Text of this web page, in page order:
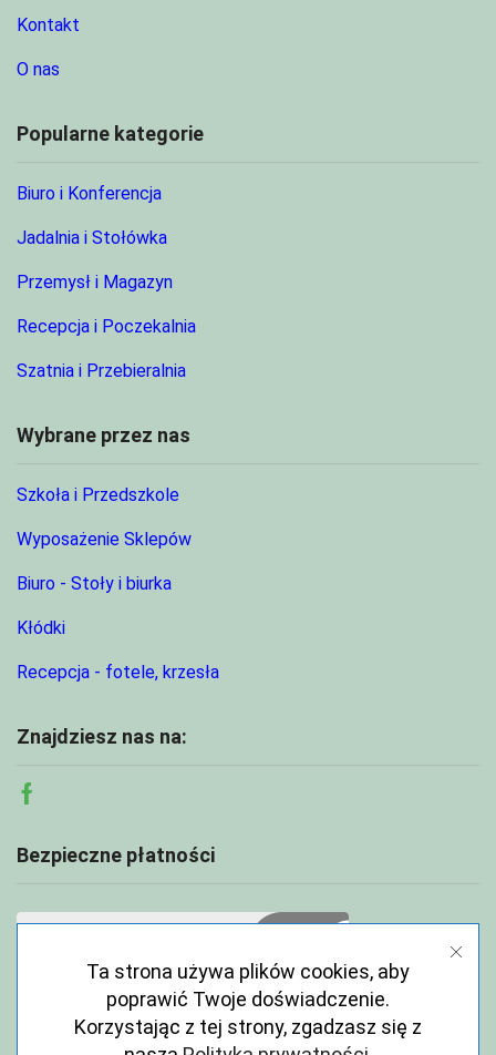
Kontakt
O nas
Popularne kategorie
Biuro i Konferencja
Jadalnia i Stołówka
Przemysł i Magazyn
Recepcja i Poczekalnia
Szatnia i Przebieralnia
Wybrane przez nas
Szkoła i Przedszkole
Wyposażenie Sklepów
Biuro - Stoły i biurka
Kłódki
Recepcja - fotele, krzesła
Znajdziesz nas na:
Facebook
Bezpieczne płatności
Ta strona używa plików cookies, aby
poprawić Twoje doświadczenie.
Korzystając z tej strony, zgadzasz się z